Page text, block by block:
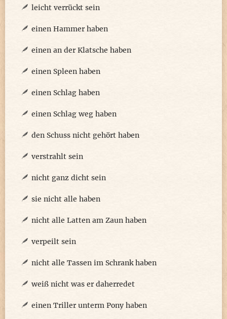
leicht verrückt sein
einen Hammer haben
einen an der Klatsche haben
einen Spleen haben
einen Schlag haben
einen Schlag weg haben
den Schuss nicht gehört haben
verstrahlt sein
nicht ganz dicht sein
sie nicht alle haben
nicht alle Latten am Zaun haben
verpeilt sein
nicht alle Tassen im Schrank haben
weiß nicht was er daherredet
einen Triller unterm Pony haben